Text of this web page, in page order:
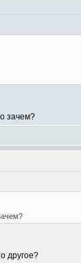
зачем?
другое?